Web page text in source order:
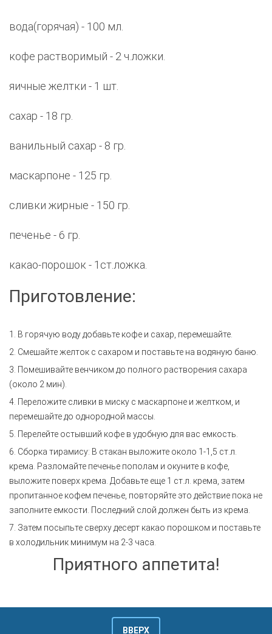
вода(горячая) - 100 мл.
кофе растворимый - 2 ч.ложки.
яичные желтки - 1 шт.
сахар - 18 гр.
ванильный сахар - 8 гр.
маскарпоне - 125 гр.
сливки жирные - 150 гр.
печенье - 6 гр.
какао-порошок - 1ст.ложка.
Приготовление:
1. В горячую воду добавьте кофе и сахар, перемешайте.
2. Смешайте желток с сахаром и поставьте на водяную баню.
3. Помешивайте венчиком до полного растворения сахара
(около 2 мин).
4. Переложите сливки в миску с маскарпоне и желтком, и
перемешайте до однородной массы.
5. Перелейте остывший кофе в удобную для вас емкость.
6. Сборка тирамису: В стакан выложите около 1-1,5 ст.л.
крема. Разломайте печенье пополам и окуните в кофе,
выложите поверх крема. Добавьте еще 1 ст.л. крема, затем
пропитанное кофем печенье, повторяйте это действие пока не
заполните емкости. Последний слой должен быть из крема.
7. Затем посыпьте сверху десерт какао порошком и поставьте
в холодильник минимум на 2-3 часа.
Приятного аппетита!
ВВЕРХ